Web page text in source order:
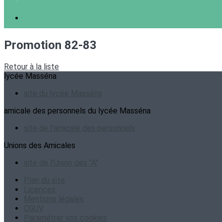
Promotion 82-83
Retour à la liste
lycée Masséna
amicale des personnels du lycée Masséna
Unions des Amicales